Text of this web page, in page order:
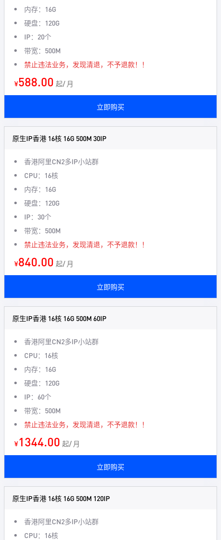
内存：16G
硬盘：120G
IP：20个
带宽：500M
禁止违法业务，发现清退，不予退款！！
¥588.00 起/ 月
立即购买
原生IP香港 16核 16G 500M 30IP
香港阿里CN2多IP小站群
CPU：16核
内存：16G
硬盘：120G
IP：30个
带宽：500M
禁止违法业务，发现清退，不予退款！！
¥840.00 起/ 月
立即购买
原生IP香港 16核 16G 500M 60IP
香港阿里CN2多IP小站群
CPU：16核
内存：16G
硬盘：120G
IP：60个
带宽：500M
禁止违法业务，发现清退，不予退款！！
¥1344.00 起/ 月
立即购买
原生IP香港 16核 16G 500M 120IP
香港阿里CN2多IP小站群
CPU：16核